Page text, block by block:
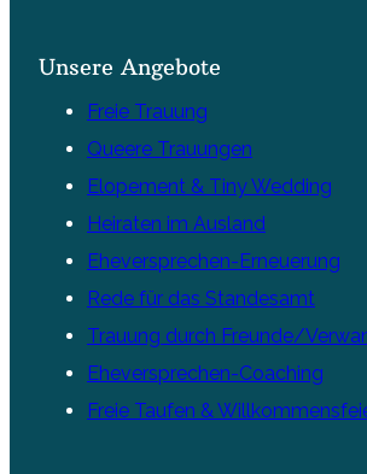
Unsere Angebote
Freie Trauung
Queere Trauungen
Elopement & Tiny Wedding
Heiraten im Ausland
Eheversprechen-Erneuerung
Rede für das Standesamt
Trauung durch Freunde/
Eheversprechen-Coaching
Freie Taufen &